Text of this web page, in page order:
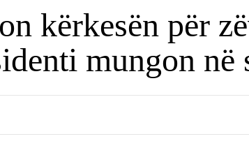
kërkesën për
mungon në